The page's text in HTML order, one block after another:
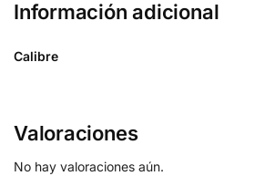
Información adicional
Calibre
Valoraciones
No hay valoraciones aún.